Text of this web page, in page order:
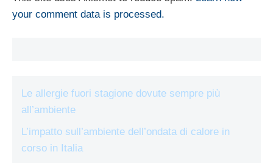
your comment data is processed.
Le allergie fuori stagione dovute sempre più
all’ambiente
L’impatto sull’ambiente dell’ondata di calore in
corso in Italia